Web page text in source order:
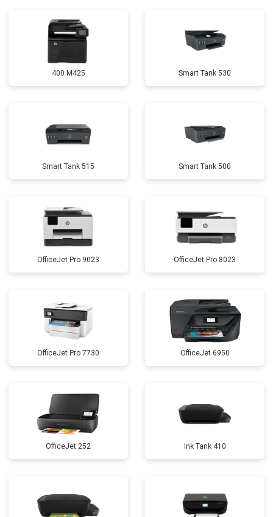
400 M425 Smart Tank 530
Smart Tank 515 Smart Tank 500
OfficeJet Pro 9023 OfficeJet Pro 8023
OfficeJet Pro 7730 OfficeJet 6950
OfficeJet 252 Ink Tank 410